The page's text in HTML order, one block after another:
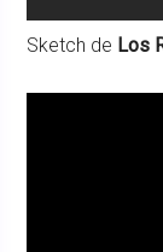
Sketch de Los